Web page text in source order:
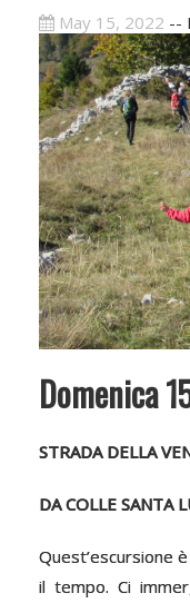
May 15, 2022 --
Domenica
STRADA DELLA
DA COLLE SANTA
Quest’escursione
il tempo. Ci